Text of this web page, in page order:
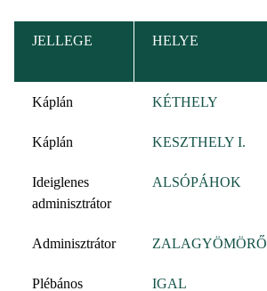
JELLEGE HELYE
Káplán KÉTHELY
Káplán KESZTHELY I.
Ideiglenes
adminisztrátor
ALSÓPÁHOK
Adminisztrátor ZALAGYÖMÖRŐ
Plébános IGAL